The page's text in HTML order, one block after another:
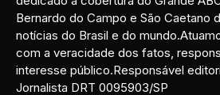
Bernardo do Campo e São Caetano
notícias do Brasil e do
com a veracidade dos fatos,
interesse público.Responsável
Jornalista DRT 0095903/SP